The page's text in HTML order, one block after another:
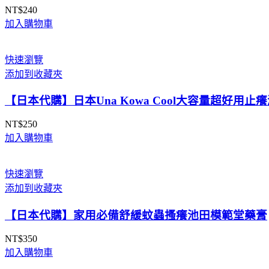
NT$240
加入購物車
快速瀏覽
添加到收藏夾
【日本代購】日本Una Kowa Cool大容量超好用止
NT$250
加入購物車
快速瀏覽
添加到收藏夾
【日本代購】家用必備舒緩蚊蟲搔癢池田模範堂藥膏
NT$350
加入購物車